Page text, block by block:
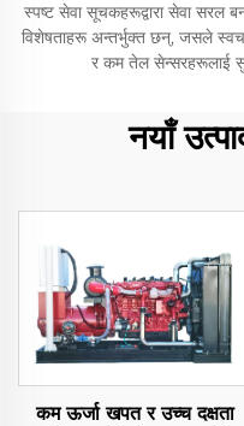
स्पष्ट सेवा सूचकहरूद्वारा सेवा सरल
विशेषताहरू अन्तर्भुक्त छन्, जसले
र कम तेल सेन्सरहरूलाई
नयाँ
कम ऊर्जा खपत र उच्च दक्षता